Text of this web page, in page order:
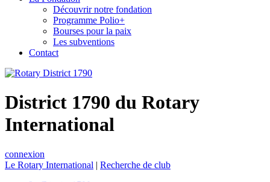
Découvrir notre fondation
Programme Polio+
Bourses pour la paix
Les subventions
Contact
District 1790 du Rotary
International
connexion
Le Rotary International | Recherche de club